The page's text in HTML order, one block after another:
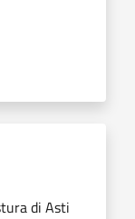
di Asti